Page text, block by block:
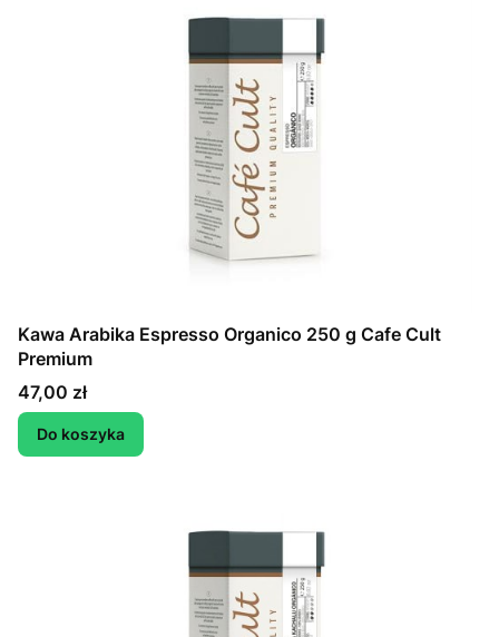
Kawa Arabika Espresso Organico 250 g Cafe Cult
Premium
Cena
47,00 zł
Do koszyka